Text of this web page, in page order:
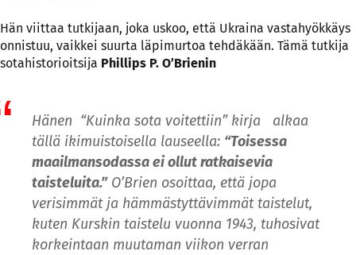
Hän viittaa tutkijaan, joka uskoo, että Ukraina vastahyökkäys
onnistuu, vaikkei suurta läpimurtoa tehdäkään. Tämä tutkija
sotahistorioitsija Phillips P. O’Brienin
Hänen “Kuinka sota voitettiin” kirja alkaa
tällä ikimuistoisella lauseella: “Toisessa
maailmansodassa ei ollut ratkaisevia
taisteluita.”O’Brien osoittaa, että jopa
verisimmät ja hämmästyttävimmät taistelut,
kuten Kurskin taistelu vuonna 1943, tuhosivat
korkeintaan muutaman viikon verran